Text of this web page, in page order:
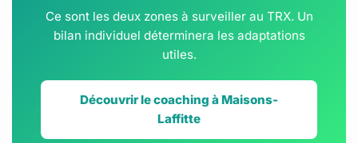
Ce sont les deux zones à surveiller au TRX. Un
bilan individuel déterminera les adaptations
utiles.
Découvrir le coaching à Maisons-
Laffitte